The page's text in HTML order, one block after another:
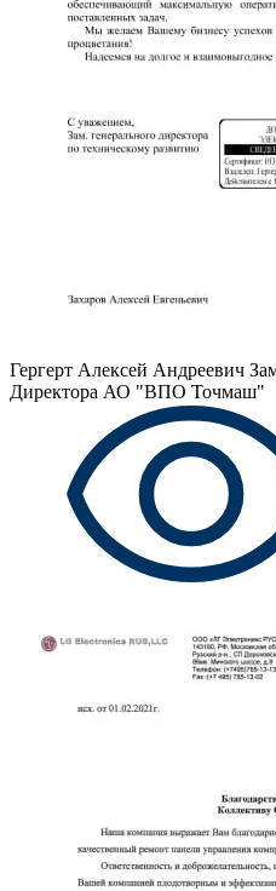
Гергерт Алексей Андреевич
Директора АО "ВПО Точмаш"